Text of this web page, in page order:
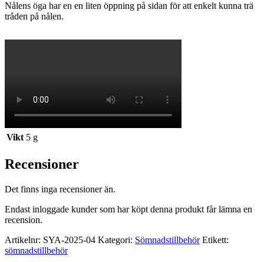
Nålens öga har en en liten öppning på sidan för att enkelt kunna trä
tråden på nålen.
Vikt 5 g
Recensioner
Det finns inga recensioner än.
Endast inloggade kunder som har köpt denna produkt får lämna en
recension.
Artikelnr: SYA-2025-04 Kategori: Sömnadstillbehör Etikett:
sömnadstillbehör